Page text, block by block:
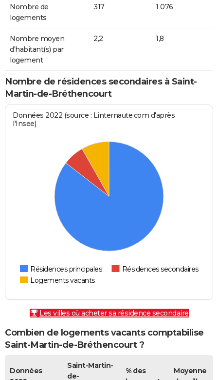
Nombre de
logements
317 1 076
Nombre moyen
d'habitant(s) par
logement
2,2 1,8
Nombre de résidences secondaires à Saint-
Martin-de-Bréthencourt
Données 2022 (source : Linternaute.com d'après
l'Insee)
Résidences principales
Résidences secondaires
Logements vacants
Les villes où acheter sa résidence secondaire
Combien de logements vacants comptabilise
Saint-Martin-de-Bréthencourt ?
Données
Saint-Martin-
de-
% des
Moyenne